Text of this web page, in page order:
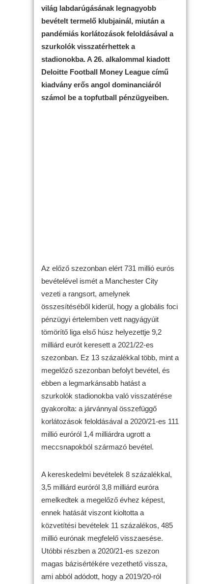
világ labdarúgásának legnagyobb
bevételt termelő klubjainál, miután a
pandémiás korlátozások feloldásával a
szurkolók visszatérhettek a
stadionokba. A 26. alkalommal kiadott
Deloitte Football Money League című
kiadvány erős angol dominanciáról
számol be a topfutball pénzügyeiben.
Az előző szezonban elért 731 millió eurós
bevételével ismét a Manchester City
vezeti a rangsort, amelynek
összesítéséből kiderül, hogy a globális foci
pénzügyi értelemben vett nagyágyúit
tömörítő liga első húsz helyezettje 9,2
milliárd eurót keresett a 2021/22-es
szezonban. Ez 13 százalékkal több, mint a
megelőző szezonban befolyt bevétel, és
ebben a legmarkánsabb hatást a
szurkolók stadionokba való visszatérése
gyakorolta: a járvánnyal összefüggő
korlátozások feloldásával a 2020/21-es 111
millió euróról 1,4 milliárdra ugrott a
meccsnapokból származó bevétel.
A kereskedelmi bevételek 8 százalékkal,
3,5 milliárd euróról 3,8 milliárd euróra
emelkedtek a megelőző évhez képest,
ennek hatását viszont kioltotta a
közvetítési bevételek 11 százalékos, 485
millió eurónak megfelelő visszaesése.
Utóbbi részben a 2020/21-es szezon
magas bázisértékére vezethető vissza,
ami abból adódott, hogy a 2019/20-ról